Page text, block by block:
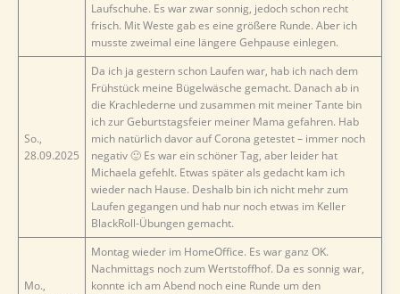
Laufschuhe. Es war zwar sonnig, jedoch schon recht
frisch. Mit Weste gab es eine größere Runde. Aber ich
musste zweimal eine längere Gehpause einlegen.
So.,
28.09.2025
Da ich ja gestern schon Laufen war, hab ich nach dem
Frühstück meine Bügelwäsche gemacht. Danach ab in
die Krachlederne und zusammen mit meiner Tante bin
ich zur Geburtstagsfeier meiner Mama gefahren. Hab
mich natürlich davor auf Corona getestet – immer noch
negativ 🙂 Es war ein schöner Tag, aber leider hat
Michaela gefehlt. Etwas später als gedacht kam ich
wieder nach Hause. Deshalb bin ich nicht mehr zum
Laufen gegangen und hab nur noch etwas im Keller
BlackRoll-Übungen gemacht.
Mo.,
Montag wieder im HomeOffice. Es war ganz OK.
Nachmittags noch zum Wertstoffhof. Da es sonnig war,
konnte ich am Abend noch eine Runde um den